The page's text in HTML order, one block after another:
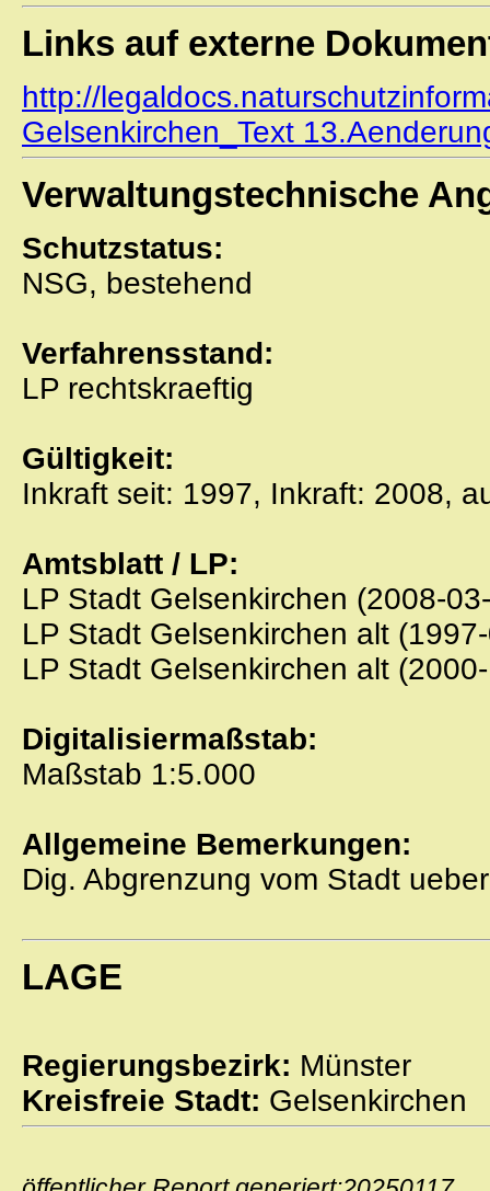
Links auf externe
http://
Gelsenkirchen_Text
Verwaltungstechnische
Schutzstatus:
NSG, bestehend
Verfahrensstand:
LP rechtskraeftig
Gültigkeit:
Inkraft seit: 1997, Inkraft: 2008,
Amtsblatt / LP:
LP Stadt Gelsenkirchen (2008-
LP Stadt Gelsenkirchen alt
LP Stadt Gelsenkirchen alt
Digitalisiermaßstab:
Maßstab 1:5.000
Allgemeine Bemerkungen:
Dig. Abgrenzung vom Stadt
LAGE
Regierungsbezirk: Münster
Kreisfreie Stadt: Gelsenkirchen